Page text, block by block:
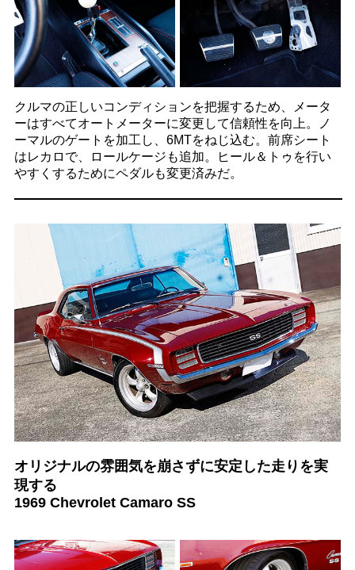
クルマの正しいコンディションを把握するため、メータ
ーはすべてオートメーターに変更して信頼性を向上。ノ
ーマルのゲートを加工し、6MTをねじ込む。前席シート
はレカロで、ロールケージも追加。ヒール＆トゥを行い
やすくするためにペダルも変更済みだ。
オリジナルの雰囲気を崩さずに安定した走りを実
現する
1969 Chevrolet Camaro SS